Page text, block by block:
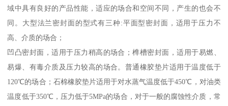
域中具有良好的产品性能，适应的场合和空间不同，产生的也会不
同。大型法兰密封面的型式有三种:平面型密封面，适用于压力不
高、介质的场合；
凹凸密封面，适用于压力稍高的场合；榫槽密封面，适用于易燃、
易爆、有毒介质及压力较高的场合。普通橡胶垫片适用于温度低于
120℃的场合；石棉橡胶垫片适用于对水蒸气温度低于450℃，对油类
温度低于350℃，压力低于5MPa的场合，对于一般的腐蚀性介质，常